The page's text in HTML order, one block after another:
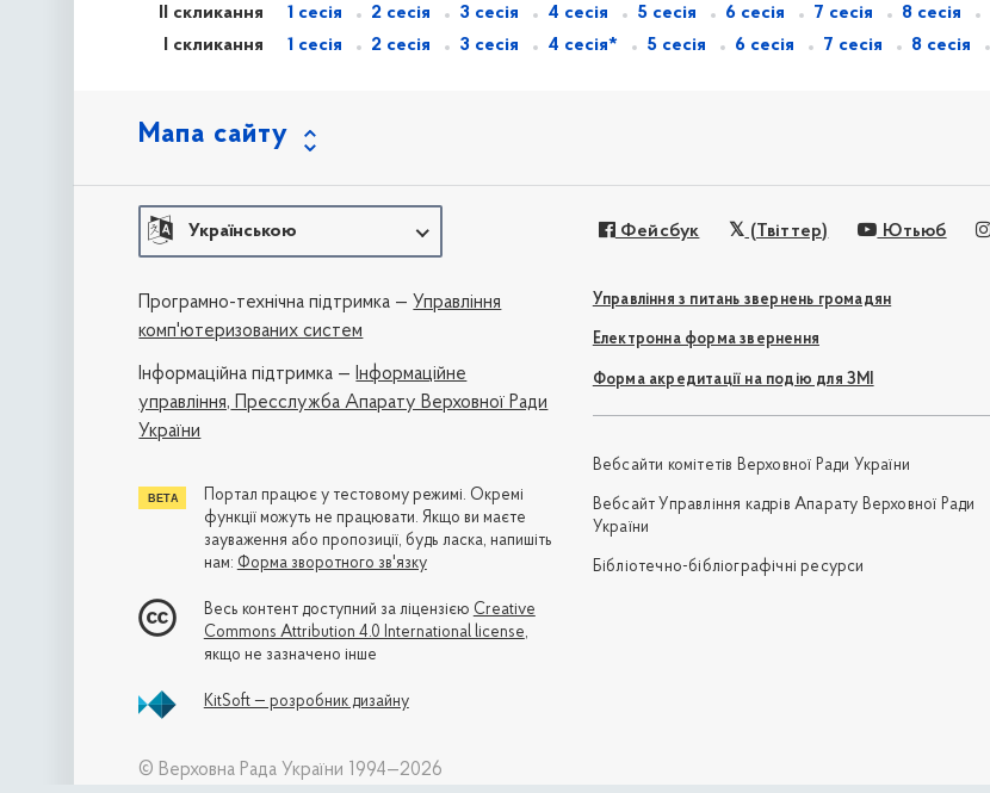
II скликання
1 сесія 2 сесія 3 сесія 4 сесія 5 сесія 6 сесія 7 сесія 8 сесія
I скликання
1 сесія 2 сесія 3 сесія 4 сесія* 5 сесія 6 сесія 7 сесія 8 сесія
Мапа сайту
Українською Фейсбук (Твіттер) Ютьюб
Управління з питань звернень громадян
Електронна форма звернення
Форма акредитації на подію для ЗМІ
Вебсайти комітетів Верховної Ради України
Вебсайт Управління кадрів Апарату Верховної Ради
України
Бібліотечно-бібліографічні ресурси
Програмно-технічна підтримка — Управління
комп'ютеризованих систем
Iнформаційна підтримка — Інформаційне
управління, Пресслужба Апарату Верховної Ради
України
Портал працює у тестовому режимі. Окремі
функції можуть не працювати. Якщо ви маєте
зауваження або пропозиції, будь ласка, напишіть
нам: Форма зворотного зв'язку
Весь контент доступний за ліцензією Creative
Commons Attribution 4.0 International license,
якщо не зазначено інше
KitSoft — розробник дизайну
© Верховна Рада України 1994—2026